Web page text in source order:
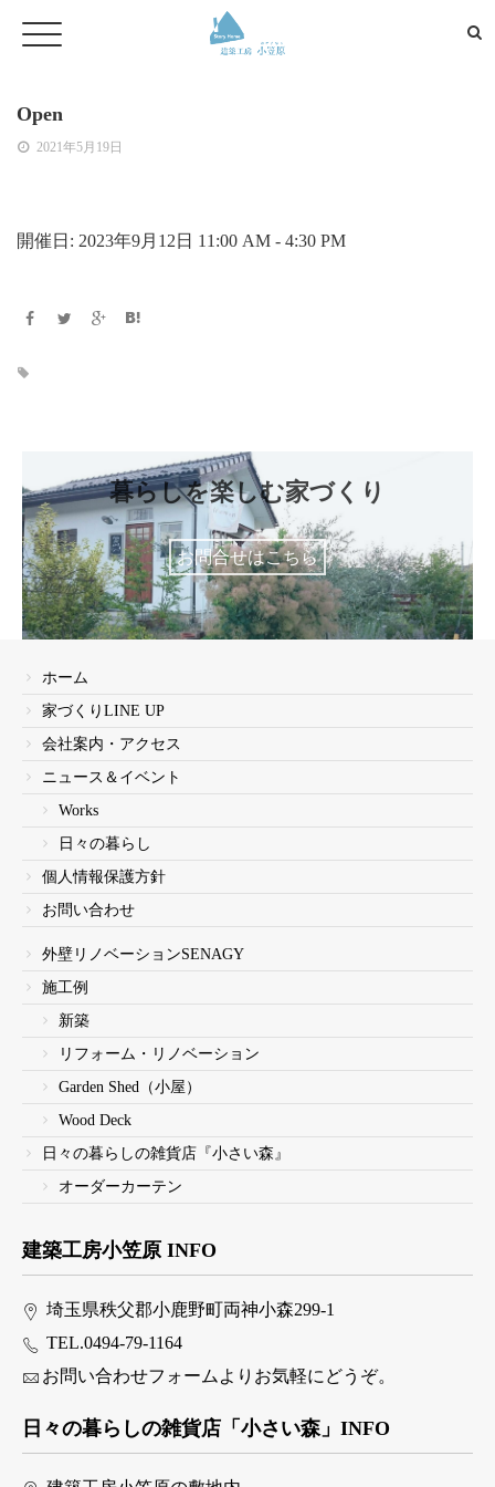
Open
2021年5月19日
開催日: 2023年9月12日 11:00 AM - 4:30 PM
暮らしを楽しむ家づくり
お問合せはこちら
ホーム
家づくりLINE UP
会社案内・アクセス
ニュース＆イベント
Works
日々の暮らし
個人情報保護方針
お問い合わせ
外壁リノベーションSENAGY
施工例
新築
リフォーム・リノベーション
Garden Shed（小屋）
Wood Deck
日々の暮らしの雑貨店『小さい森』
オーダーカーテン
建築工房小笠原 INFO
埼玉県秩父郡小鹿野町両神小森299-1
TEL.0494-79-1164
お問い合わせフォームよりお気軽にどうぞ。
日々の暮らしの雑貨店「小さい森」INFO